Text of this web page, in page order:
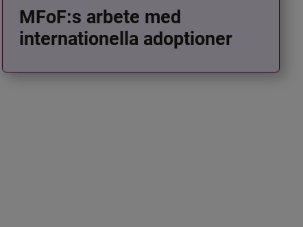
MFoF:s arbete med
internationella adoptioner